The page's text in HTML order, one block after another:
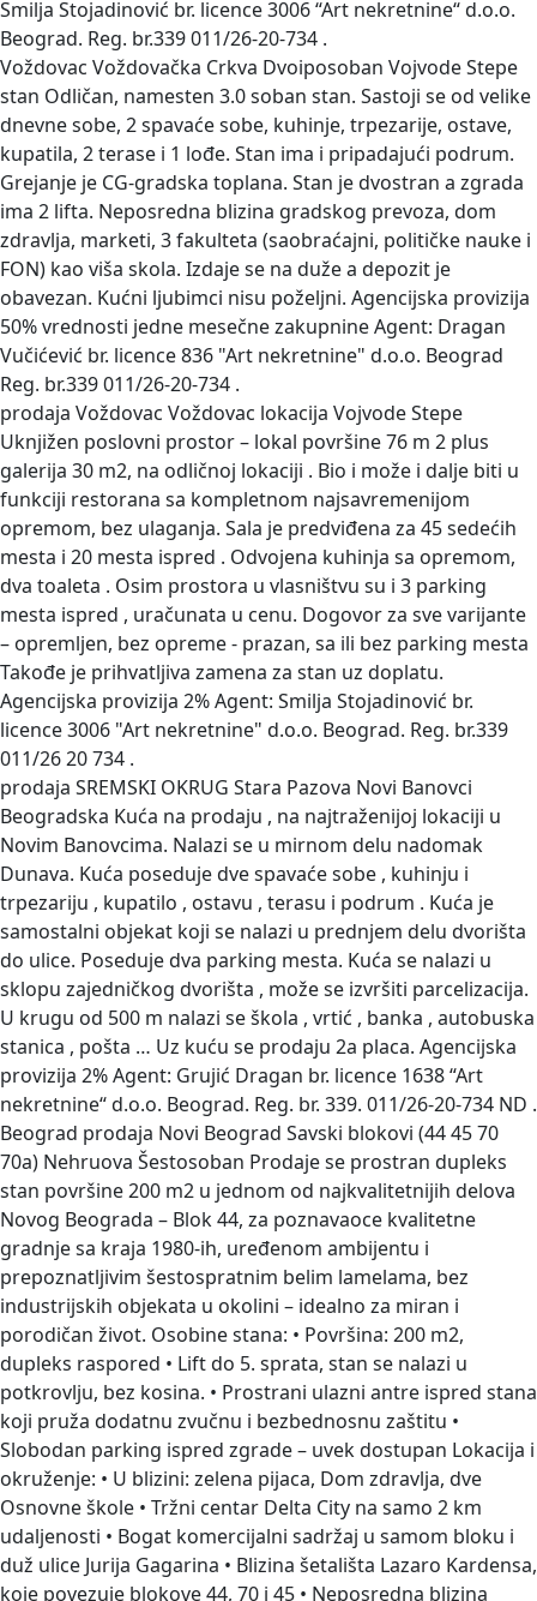
Smilja Stojadinović br. licence 3006 “Art nekretnine“ d.o.o.
Beograd. Reg. br.339 011/26-20-734 .
Voždovac Voždovačka Crkva Dvoiposoban Vojvode Stepe
stan Odličan, namesten 3.0 soban stan. Sastoji se od velike
dnevne sobe, 2 spavaće sobe, kuhinje, trpezarije, ostave,
kupatila, 2 terase i 1 lođe. Stan ima i pripadajući podrum.
Grejanje je CG-gradska toplana. Stan je dvostran a zgrada
ima 2 lifta. Neposredna blizina gradskog prevoza, dom
zdravlja, marketi, 3 fakulteta (saobraćajni, političke nauke i
FON) kao viša skola. Izdaje se na duže a depozit je
obavezan. Kućni ljubimci nisu poželjni. Agencijska provizija
50% vrednosti jedne mesečne zakupnine Agent: Dragan
Vučićević br. licence 836 "Art nekretnine" d.o.o. Beograd
Reg. br.339 011/26-20-734 .
prodaja Voždovac Voždovac lokacija Vojvode Stepe
Uknjižen poslovni prostor – lokal površine 76 m 2 plus
galerija 30 m2, na odličnoj lokaciji . Bio i može i dalje biti u
funkciji restorana sa kompletnom najsavremenijom
opremom, bez ulaganja. Sala je predviđena za 45 sedećih
mesta i 20 mesta ispred . Odvojena kuhinja sa opremom,
dva toaleta . Osim prostora u vlasništvu su i 3 parking
mesta ispred , uračunata u cenu. Dogovor za sve varijante
– opremljen, bez opreme - prazan, sa ili bez parking mesta
Takođe je prihvatljiva zamena za stan uz doplatu.
Agencijska provizija 2% Agent: Smilja Stojadinović br.
licence 3006 "Art nekretnine" d.o.o. Beograd. Reg. br.339
011/26 20 734 .
prodaja SREMSKI OKRUG Stara Pazova Novi Banovci
Beogradska Kuća na prodaju , na najtraženijoj lokaciji u
Novim Banovcima. Nalazi se u mirnom delu nadomak
Dunava. Kuća poseduje dve spavaće sobe , kuhinju i
trpezariju , kupatilo , ostavu , terasu i podrum . Kuća je
samostalni objekat koji se nalazi u prednjem delu dvorišta
do ulice. Poseduje dva parking mesta. Kuća se nalazi u
sklopu zajedničkog dvorišta , može se izvršiti parcelizacija.
U krugu od 500 m nalazi se škola , vrtić , banka , autobuska
stanica , pošta … Uz kuću se prodaju 2a placa. Agencijska
provizija 2% Agent: Grujić Dragan br. licence 1638 “Art
nekretnine“ d.o.o. Beograd. Reg. br. 339. 011/26-20-734 ND .
Beograd prodaja Novi Beograd Savski blokovi (44 45 70
70a) Nehruova Šestosoban Prodaje se prostran dupleks
stan površine 200 m2 u jednom od najkvalitetnijih delova
Novog Beograda – Blok 44, za poznavaoce kvalitetne
gradnje sa kraja 1980-ih, uređenom ambijentu i
prepoznatljivim šestospratnim belim lamelama, bez
industrijskih objekata u okolini – idealno za miran i
porodičan život. Osobine stana: • Površina: 200 m2,
dupleks raspored • Lift do 5. sprata, stan se nalazi u
potkrovlju, bez kosina. • Prostrani ulazni antre ispred stana
koji pruža dodatnu zvučnu i bezbednosnu zaštitu •
Slobodan parking ispred zgrade – uvek dostupan Lokacija i
okruženje: • U blizini: zelena pijaca, Dom zdravlja, dve
Osnovne škole • Tržni centar Delta City na samo 2 km
udaljenosti • Bogat komercijalni sadržaj u samom bloku i
duž ulice Jurija Gagarina • Blizina šetališta Lazaro Kardensa,
koje povezuje blokove 44, 70 i 45 • Neposredna blizina